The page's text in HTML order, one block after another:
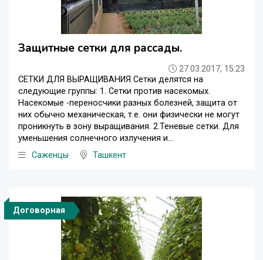
Защитные сетки для рассады.
27.03.2017, 15:23
СЕТКИ ДЛЯ ВЫРАЩИВАНИЯ Сетки делятся на
следующие группы: 1. Сетки против насекомых.
Насекомые -переносчики разных болезней, защита от
них обычно механическая, т.е. они физически не могут
проникнуть в зону выращивания. 2.Теневые сетки. Для
уменьшения солнечного излучения и...
Саженцы
Ташкент
Договорная